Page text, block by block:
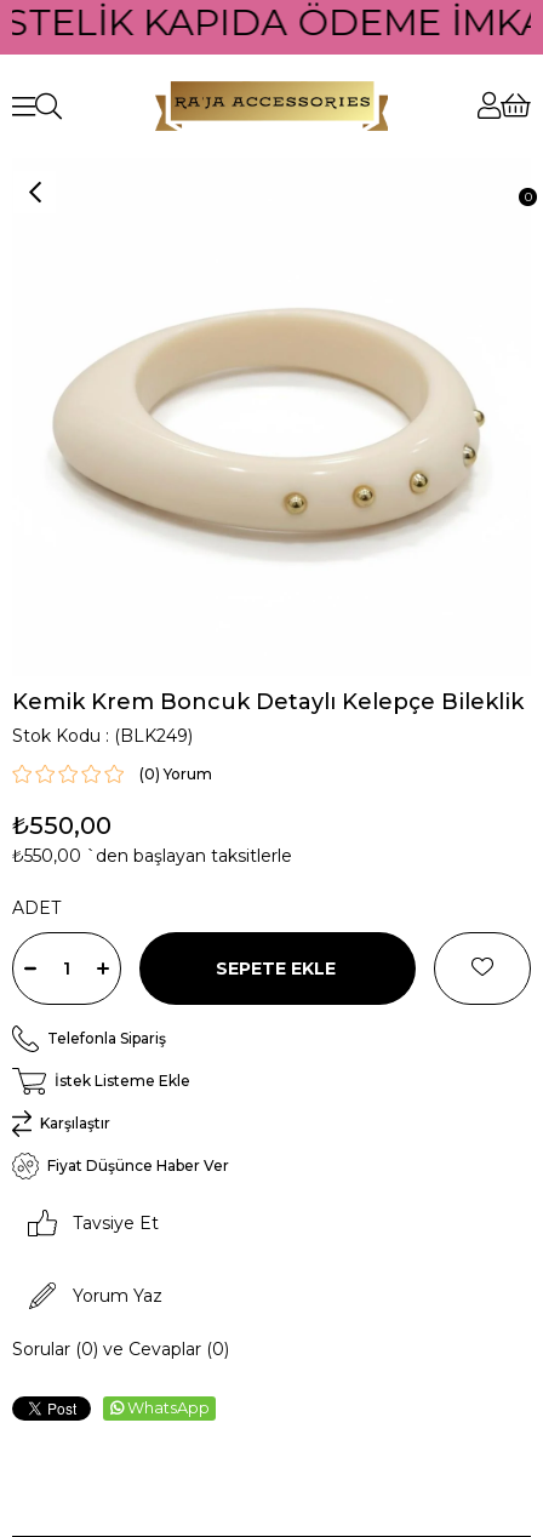
KAPIDA ÖDEME
0
Kemik Krem Boncuk Detaylı Kelepçe Bileklik
Stok Kodu (BLK249)
(0)
₺550,00
₺550,00 `den başlayan taksitlerle
ADET
Telefonla Sipariş
İstek Listeme Ekle
Karşılaştır
Fiyat Düşünce Haber Ver
Tavsiye Et
Yorum Yaz
Sorular (0) ve Cevaplar (0)
WhatsApp